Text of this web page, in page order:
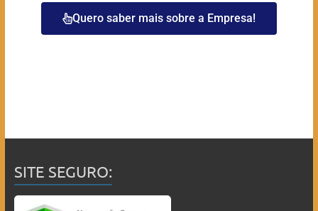
Quero saber mais sobre a Empresa!
SITE SEGURO: